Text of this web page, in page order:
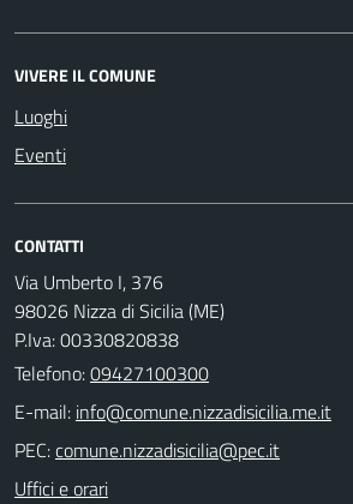
VIVERE IL COMUNE
Luoghi
Eventi
CONTATTI
Via Umberto I, 376
98026 Nizza di Sicilia (ME)
P.Iva: 00330820838
Telefono:09427100300
E-mail:
PEC:
Uffici e orari